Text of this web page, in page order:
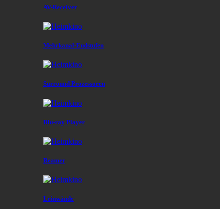
AV-Receiver
Mehrkanal-Endstufen
Surround Prozessoren
Blu-ray Player
Beamer
Leinwände